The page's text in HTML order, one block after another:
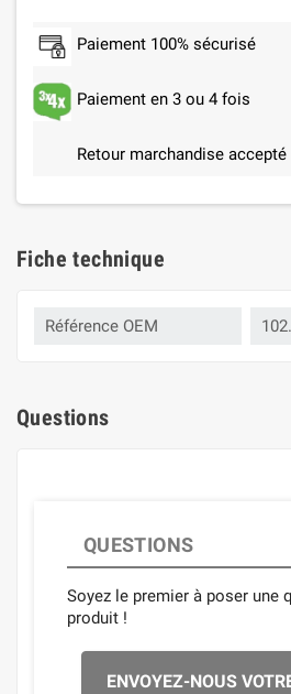
Paiement 100% sécurisé
Paiement en 3 ou 4 fois
Retour marchandise
Fiche technique
Référence OEM
Questions
QUESTIONS
Soyez le premier à poser une
produit !
ENVOYEZ-NOUS